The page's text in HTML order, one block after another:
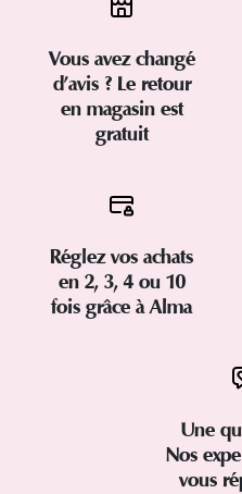
Vous avez changé
d’avis ? Le retour
en magasin est
gratuit
Réglez vos achats
en 2, 3, 4 ou 10
fois grâce à Alma
Une
Nos
vous